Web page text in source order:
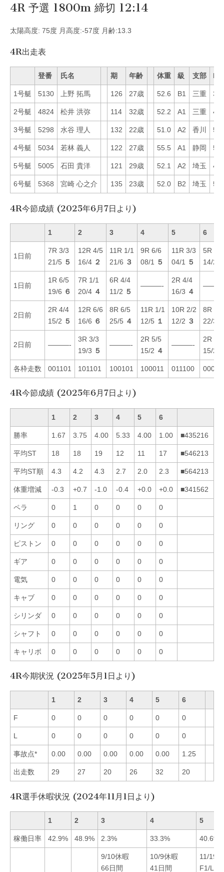
4R 予選 1800m 締切 12:14
太陽高度: 75度 月高度:-57度 月齢:13.3
4R出走表
登番 氏名 期 年齢 体重 級 支部 Mo
1号艇 5130 上野 拓馬 126 27歳 52.6 B1 三重 3
2号艇 4824 松井 洪弥 114 32歳 52.2 A1 三重 43
3号艇 5298 水谷 理人 132 22歳 51.0 A2 香川 54
4号艇 5034 若林 義人 122 27歳 55.5 A1 静岡 53
5号艇 5005 石田 貴洋 121 29歳 52.1 A2 埼玉 40
6号艇 5368 宮崎 心之介 135 23歳 52.0 B2 埼玉 59
4R今節成績 (2025年6月7日より)
1 2 3 4 5 6
1日前
7R 3/3
21/5 ５
12R 4/5
16/4 ２
11R 1/1
21/6 ３
9R 6/6
08/1
５
11R 3/3
04/1
５
5R 6/6
14/2
1日前
1R 6/5
19/6 ６
7R 1/1
20/4 ４
6R 4/4
11/2 ５
———-
2R 4/4
16/3 ４
2日前
2R 4/4
15/2 ５
12R 6/6
16/6 ６
8R 6/5
25/5 ４
11R 1/1
12/5 １
10R 2/2
12/2 ３
8R 4/6
22/3
2日前 ———-
3R 3/3
19/3 ５
———-
2R 5/5
15/2 ４
———-
2R 6/6
15/2
各枠走数 001101 101101 100101 100011 011100
4R今節成績 (2025年6月7日より)
1 2 3 4 5 6
勝率 1.67 3.75 4.00 5.33 4.00 1.00 ■435216
平均ST 18 18 19 12 11 17 ■546213
平均ST順 4.3 4.2 4.3 2.7 2.0 2.3 ■564213
体重増減 -0.3 +0.7 -1.0 -0.4 +0.0 +0.0 ■341562
ペラ 0 1 0 0 0 0
リング 0 0 0 0 0 0
ピストン 0 0 0 0 0 0
ギア 0 0 0 0 0 0
電気 0 0 0 0 0 0
キャブ 0 0 0 0 0 0
シリンダ 0 0 0 0 0 0
シャフト 0 0 0 0 0 0
キャリボ 0 0 0 0 0 0
4R今期状況 (2025年5月1日より)
1 2 3 4 5 6
F 0 0 0 0 0 0
L 0 0 0 0 0 0
事故点* 0.00 0.00 0.00 0.00 0.00 1.25
出走数 29 27 20 26 32 20
4R選手休暇状況 (2024年11月1日より)
1 2 3 4 5
稼働日率 42.9% 48.9% 2.3% 33.3% 40.6%
9/10休暇
66日間
10/9休暇
41日間
11/
F1/L0